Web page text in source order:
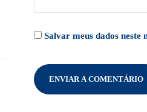
Salvar meus dados